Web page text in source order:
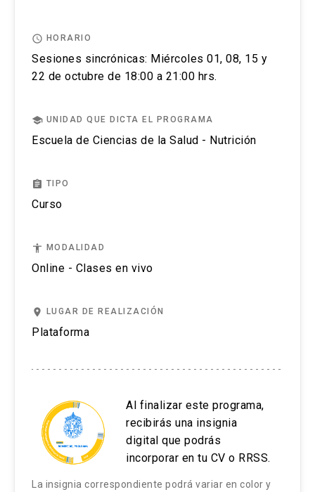
Puedes revisar aquí más información importante
sobre el proceso de admisión y matrícula
access_time HORARIO
Sesiones sincrónicas: Miércoles 01, 08, 15 y
22 de octubre de 18:00 a 21:00 hrs.
school UNIDAD QUE DICTA EL PROGRAMA
Escuela de Ciencias de la Salud - Nutrición
assignment TIPO
Curso
accessibility MODALIDAD
Online - Clases en vivo
place LUGAR DE REALIZACIÓN
Plataforma
Al finalizar este programa,
recibirás una insignia
digital que podrás
incorporar en tu CV o RRSS.
La insignia correspondiente podrá variar en color y